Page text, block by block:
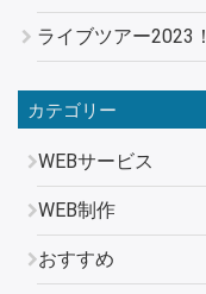
ライブツアー2023！
カテゴリー
WEBサービス
WEB制作
おすすめ